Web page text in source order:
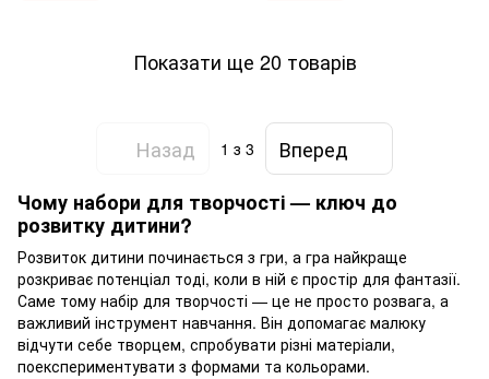
Показати ще 20 товарів
Назад 1 з 3
Вперед
Чому набори для творчості — ключ до
розвитку дитини?
Розвиток дитини починається з гри, а гра найкраще
розкриває потенціал тоді, коли в ній є простір для фантазії.
Саме тому набір для творчості — це не просто розвага, а
важливий інструмент навчання. Він допомагає малюку
відчути себе творцем, спробувати різні матеріали,
поекспериментувати з формами та кольорами.